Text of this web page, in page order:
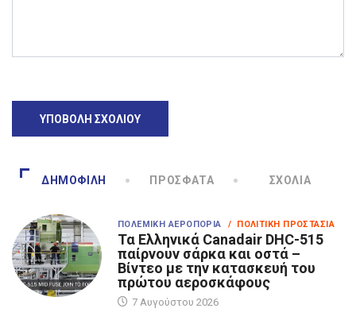
ΔΗΜΟΦΙΛΉ ΠΡΌΣΦΑΤΑ ΣΧΌΛΙΑ
ΠΟΛΕΜΙΚΉ ΑΕΡΟΠΟΡΊΑ / ΠΟΛΙΤΙΚΉ ΠΡΟΣΤΑΣΊΑ
Τα Eλληνικά Canadair DHC-515
παίρνουν σάρκα και οστά –
Βίντεο με την κατασκευή του
πρώτου αεροσκάφους
7 Αυγούστου 2026